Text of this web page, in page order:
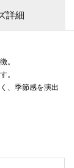
詳細
。
。
、季節感を演出